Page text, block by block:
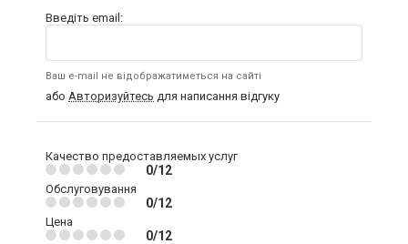
Введіть email:
Ваш e-mail не відображатиметься на сайті
або Авторизуйтесь для написання відгуку
Качество предоставляемых услуг
0/12
Обслуговування
0/12
Цена
0/12